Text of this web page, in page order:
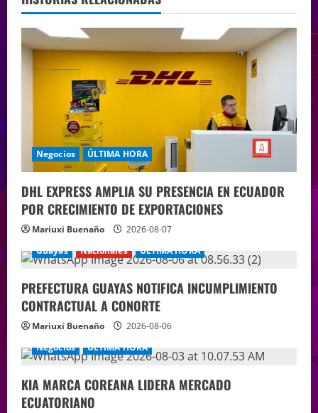
Negocios ÚLTIMA HORA
DHL EXPRESS AMPLIA SU PRESENCIA EN ECUADOR
POR CRECIMIENTO DE EXPORTACIONES
Mariuxi Buenaño
2026-08-07
Guayas
Nacionales ÚLTIMA HORA
PREFECTURA GUAYAS NOTIFICA INCUMPLIMIENTO
CONTRACTUAL A CONORTE
Mariuxi Buenaño
2026-08-06
Negocios
ÚLTIMA HORA
KIA MARCA COREANA LIDERA MERCADO
ECUATORIANO